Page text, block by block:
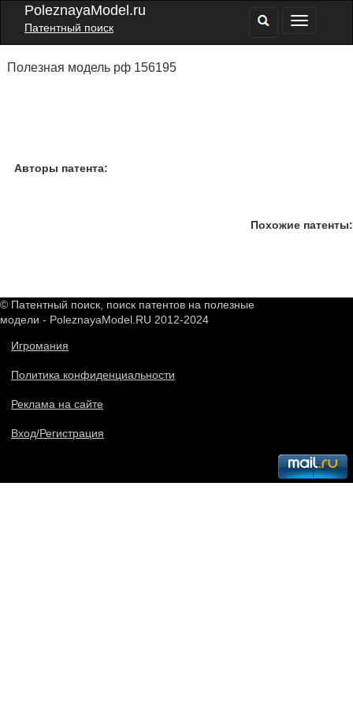
PoleznayaModel.ru
Патентный поиск
Полезная модель рф 156195
Авторы патента:
Похожие патенты:
© Патентный поиск, поиск патентов на полезные
модели - PoleznayaModel.RU 2012-2024
Игромания
Политика конфиденциальности
Реклама на сайте
Вход/Регистрация